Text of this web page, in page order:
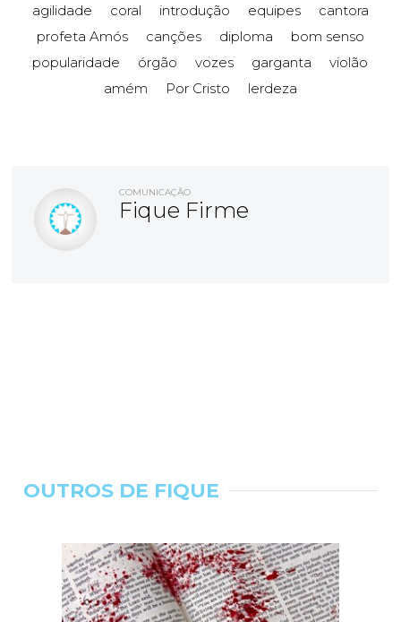
agilidade
coral introdução equipes
cantora
profeta Amós
canções diploma
bom senso
popularidade
órgão vozes garganta
violão
amém
Por Cristo lerdeza
COMUNICAÇÃO
Fique Firme
OUTROS DE FIQUE